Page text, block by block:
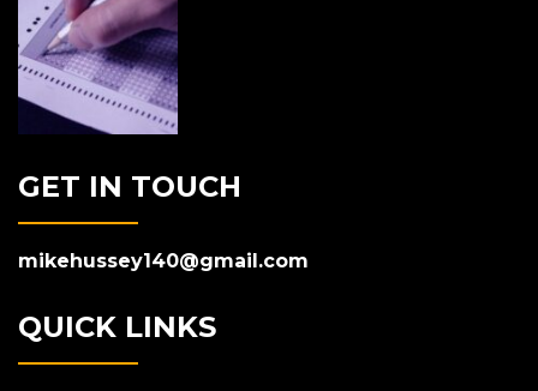
GET IN TOUCH
mikehussey140@gmail.com
QUICK LINKS